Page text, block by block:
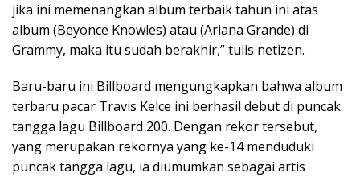
jika ini memenangkan album terbaik tahun ini atas
album (Beyonce Knowles) atau (Ariana Grande) di
Grammy, maka itu sudah berakhir,” tulis netizen.
Baru-baru ini Billboard mengungkapkan bahwa album
terbaru pacar Travis Kelce ini berhasil debut di puncak
tangga lagu Billboard 200. Dengan rekor tersebut,
yang merupakan rekornya yang ke-14 menduduki
puncak tangga lagu, ia diumumkan sebagai artis